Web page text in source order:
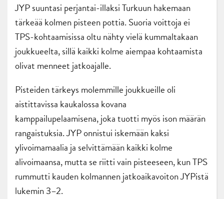
JYP suuntasi perjantai-illaksi Turkuun hakemaan
tärkeää kolmen pisteen pottia. Suoria voittoja ei
TPS-kohtaamisissa oltu nähty vielä kummaltakaan
joukkueelta, sillä kaikki kolme aiempaa kohtaamista
olivat menneet jatkoajalle.
Pisteiden tärkeys molemmille joukkueille oli
aistittavissa kaukalossa kovana
kamppailupelaamisena, joka tuotti myös ison määrän
rangaistuksia. JYP onnistui iskemään kaksi
ylivoimamaalia ja selvittämään kaikki kolme
alivoimaansa, mutta se riitti vain pisteeseen, kun TPS
rummutti kauden kolmannen jatkoaikavoiton JYPistä
lukemin 3–2.